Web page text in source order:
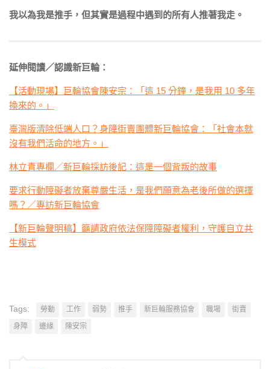
我以為我是推手，但其實是過程中遇到的所有人推著我走。
延伸閱讀／認識新巨輪：
【活動現場】巨輪協會陳安宗：「這 15 分鐘，是我用 10 多年
換來的。」
臺灣版清除低端人口？身障街賣團體新巨輪協會：「社會本就
沒有我們活命的地方。」
林立青專欄／新巨輪採訪後記：這是一個背叛的故事
要求行動障礙者放棄尊嚴生活，是我們願意為老後所做的選擇
嗎？／專訪新巨輪協會
【新巨輪聲明稿】籲請政府依法保障障礙者權利，守護自立共
生模式
Tags: 勞動 工作 弱勢 推手 新巨輪服務協會 職場
街賣
身障
邊緣 陳安宗